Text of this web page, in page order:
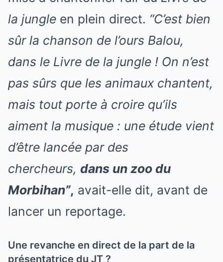
la jungle en plein direct. “C’est bien
sûr la chanson de l’ours Balou,
dans le Livre de la jungle ! On n’est
pas sûrs que les animaux chantent,
mais tout porte à croire qu’ils
aiment la musique : une étude vient
d’être lancée par des
chercheurs, dans un zoo du
Morbihan”, avait-elle dit, avant de
lancer un reportage.
Une revanche en direct de la part de la
présentatrice du JT ?